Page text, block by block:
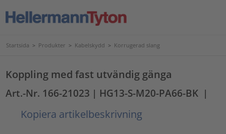
Startsida > Produkter > Kabelskydd > Korrugerad slang
Koppling med fast utvändig gänga
Art.-Nr. 166-21023 | HG13-S-M20-PA66-BK |
Kopiera artikelbeskrivning